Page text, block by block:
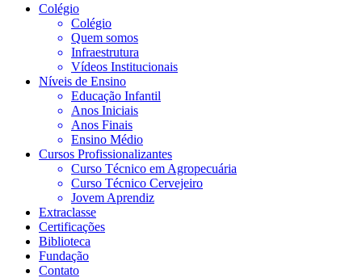
Colégio
Colégio
Quem somos
Infraestrutura
Vídeos Institucionais
Níveis de Ensino
Educação Infantil
Anos Iniciais
Anos Finais
Ensino Médio
Cursos Profissionalizantes
Curso Técnico em Agropecuária
Curso Técnico Cervejeiro
Jovem Aprendiz
Extraclasse
Certificações
Biblioteca
Fundação
Contato